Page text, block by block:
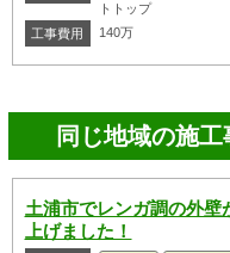
トトップ
工事費用
140万
同じ地域の施工
土浦市でレンガ調の外壁
上げました！